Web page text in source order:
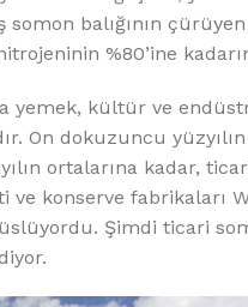
somon balığının
%80’ine
yemek, kültür ve
On dokuzuncu
ortalarına kadar, ticari
ve konserve fabrikaları
Şimdi ticari